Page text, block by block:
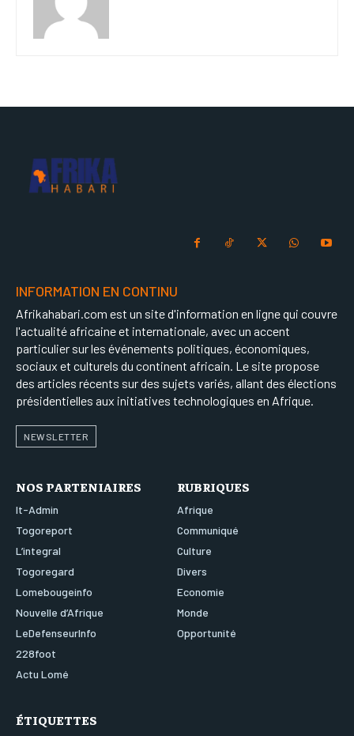
INFORMATION EN CONTINU
Afrikahabari.com est un site d'information en ligne qui couvre
l'actualité africaine et internationale, avec un accent
particulier sur les événements politiques, économiques,
sociaux et culturels du continent africain. Le site propose
des articles récents sur des sujets variés, allant des élections
présidentielles aux initiatives technologiques en Afrique.
NEWSLETTER
NOS PARTENIAIRES
It-Admin
Togoreport
L’integral
Togoregard
Lomebougeinfo
Nouvelle d’Afrique
LeDefenseurInfo
228foot
Actu Lomé
RUBRIQUES
Afrique
Communiqué
Culture
Divers
Economie
Monde
Opportunité
ÉTIQUETTES